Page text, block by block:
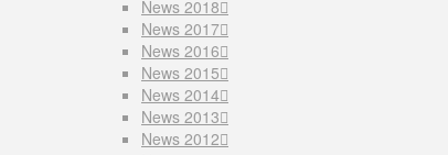
News 2018
News 2017
News 2016
News 2015
News 2014
News 2013
News 2012